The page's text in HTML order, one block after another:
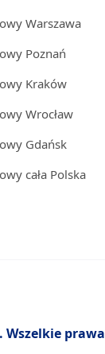
Warszawa
Poznań
Kraków
Wrocław
Gdańsk
cała Polska
prawa